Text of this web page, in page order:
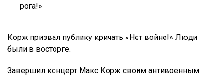
рога!»
Корж призвал публику кричать «Нет войне!» Люди
были в восторге.
Завершил концерт Макс Корж своим антивоенным